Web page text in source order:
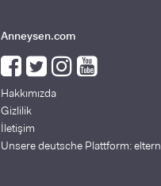
Anneysen.com
Hakkımızda
Gizlilik
İletişim
Unsere deutsche Plattform: